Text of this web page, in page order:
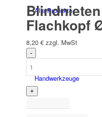
Alle Produkte
Hand­werk­zeuge
Flachkopf
8,20 € zzgl. MwSt